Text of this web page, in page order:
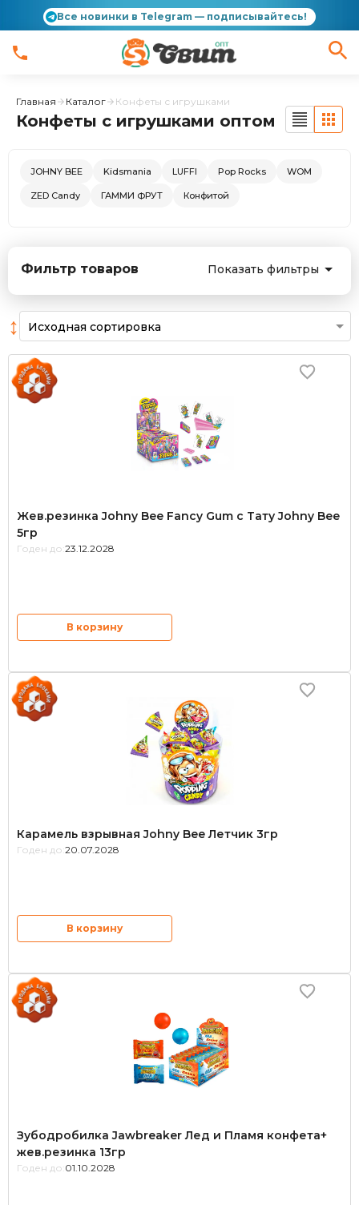
Все новинки в Telegram — подписывайтесь!
Главная Каталог Конфеты с игрушками
Конфеты с игрушками оптом
JOHNY BEE Kidsmania LUFFI Pop Rocks WOM
ZED Candy ГАММИ ФРУТ Конфитой
Фильтр товаров Показать фильтры
↕
Жев.резинка Johny Bee Fancy Gum с Тату Johny Bee
5гр
Годен до: 23.12.2028
В корзину
Карамель взрывная Johny Bee Летчик 3гр
Годен до: 20.07.2028
В корзину
Зубодробилка Jawbreaker Лед и Пламя конфета+
жев.резинка 13гр
Годен до: 01.10.2028